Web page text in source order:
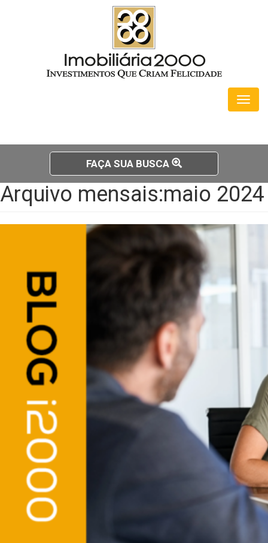
Toggle
FAÇA SUA BUSCA
Arquivo mensais:maio 2024